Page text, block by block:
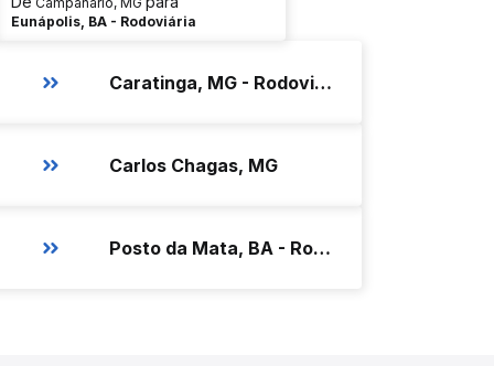
Eunápolis, BA - Rodoviária
Caratinga, MG - Rodoviária
Carlos Chagas, MG
Posto da Mata, BA - Rodoviária